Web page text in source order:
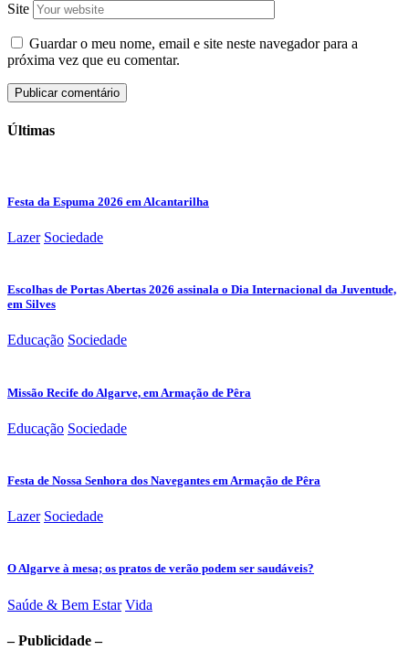
Site
Guardar o meu nome, email e site neste navegador para a
próxima vez que eu comentar.
Últimas
Festa da Espuma 2026 em Alcantarilha
Lazer Sociedade
Escolhas de Portas Abertas 2026 assinala o Dia Internacional da Juventude,
em Silves
Educação Sociedade
Missão Recife do Algarve, em Armação de Pêra
Educação Sociedade
Festa de Nossa Senhora dos Navegantes em Armação de Pêra
Lazer Sociedade
O Algarve à mesa; os pratos de verão podem ser saudáveis?
Saúde & Bem Estar Vida
– Publicidade –